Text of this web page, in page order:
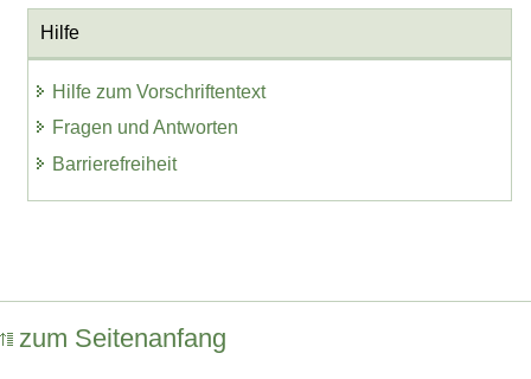
Hilfe
Hilfe zum Vorschriftentext
Fragen und Antworten
Barrierefreiheit
zum Seitenanfang